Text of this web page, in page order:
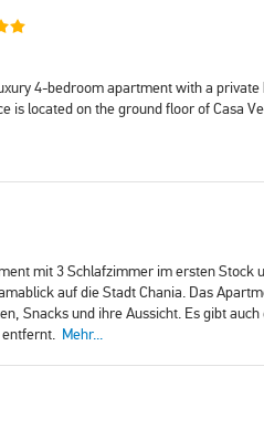
4-bedroom apartment with a
is located on the ground floor of Casa
mit 3 Schlafzimmer im ersten Stock
auf die Stadt Chania. Das
Snacks und ihre Aussicht. Es gibt
Mehr...